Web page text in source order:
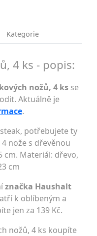
Kategorie
4 ks - popis:
nožů, 4 ks se
Aktuálně je
.
potřebujete ty
nože s dřevěnou
cm. Materiál: dřevo,
cm
značka Haushalt
k oblíbeným a
jen za 139 Kč.
nožů, 4 ks koupíte